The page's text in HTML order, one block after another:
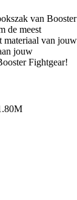
van Booster
de meest
materiaal van jouw
jouw
Fightgear!